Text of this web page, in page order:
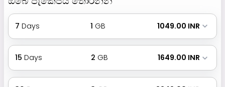
7 Days 1 GB ₹ 1049.00 INR
15 Days 2 GB ₹ 1649.00 INR